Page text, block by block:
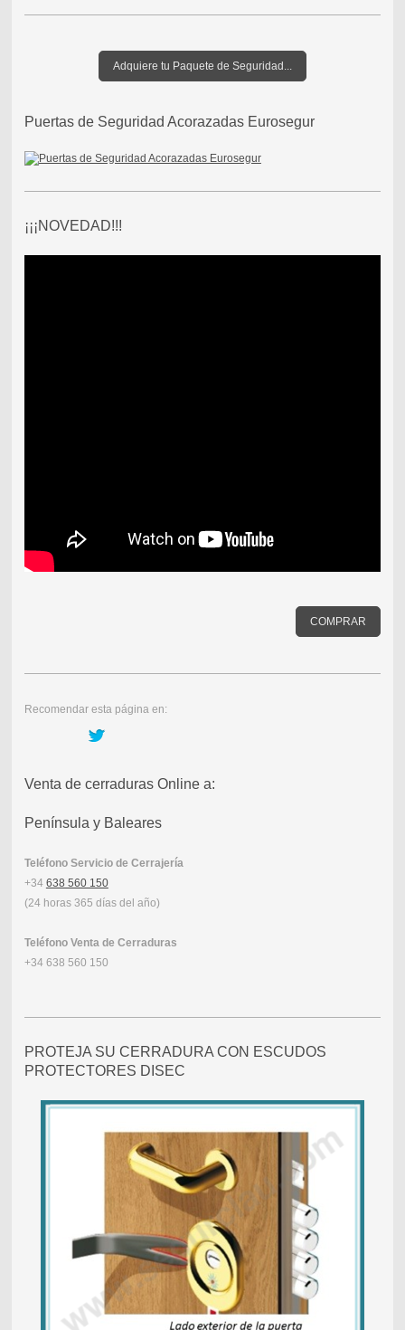
Adquiere tu Paquete de Seguridad...
Puertas de Seguridad Acorazadas Eurosegur
¡¡¡NOVEDAD!!!
COMPRAR
Recomendar esta página en:
Venta de cerraduras Online a:
Península y Baleares
Teléfono Servicio de Cerrajería
+34 638 560 150
(24 horas 365 días del año)
Teléfono Venta de Cerraduras
+34 638 560 150
PROTEJA SU CERRADURA CON ESCUDOS
PROTECTORES DISEC